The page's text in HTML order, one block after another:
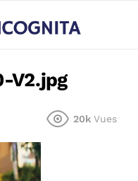
V2.jpg
20k Vues